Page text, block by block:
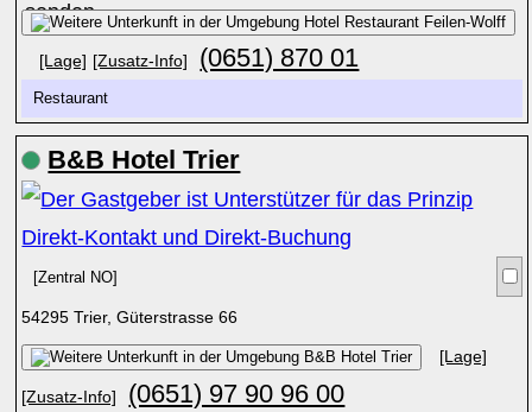
[Lage] [Zusatz-Info] (0651) 870 01
Restaurant
B&B Hotel Trier
[Zentral NO]
54295 Trier, Güterstrasse 66
[Lage]
[Zusatz-Info] (0651) 97 90 96 00